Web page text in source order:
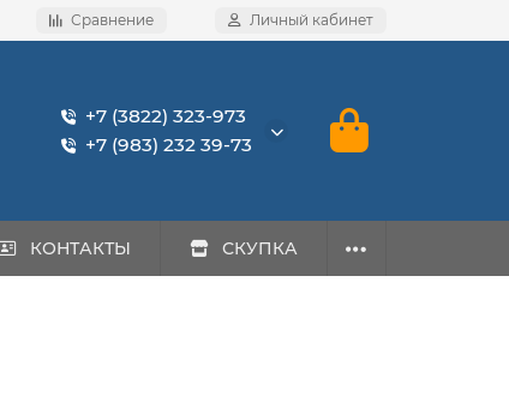
Сравнение Личный кабинет
+7 (3822) 323-973
+7 (983) 232 39-73
КОНТАКТЫ СКУПКА